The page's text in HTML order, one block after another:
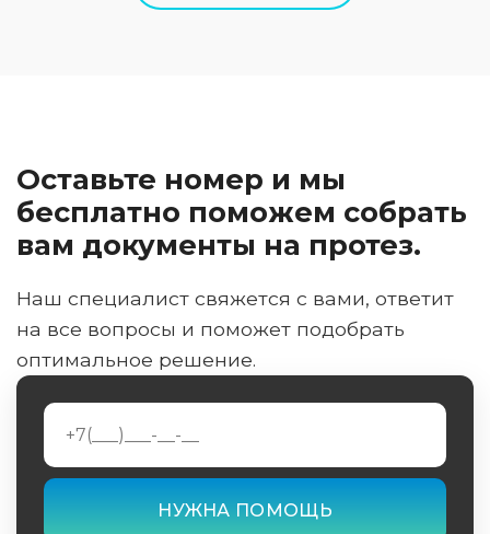
Оставьте номер и мы
бесплатно поможем собрать
вам документы на протез.
Наш специалист свяжется с вами, ответит
на все вопросы и поможет подобрать
оптимальное решение.